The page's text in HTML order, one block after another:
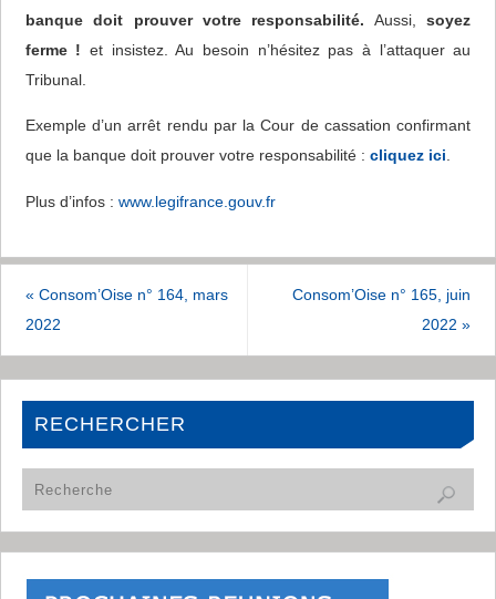
banque doit prouver votre responsabilité. Aussi,soyez
ferme ! et insistez. Au besoin n’hésitez pas à l’attaquer au
Tribunal.
Exemple d’un arrêt rendu par la Cour de cassation confirmant
que la banque doit prouver votre responsabilité : cliquez ici
Plus d’infos : www.legifrance.gouv.fr
« Consom’Oise n° 164, mars
2022
Consom’Oise n° 165, juin
2022»
RECHERCHER